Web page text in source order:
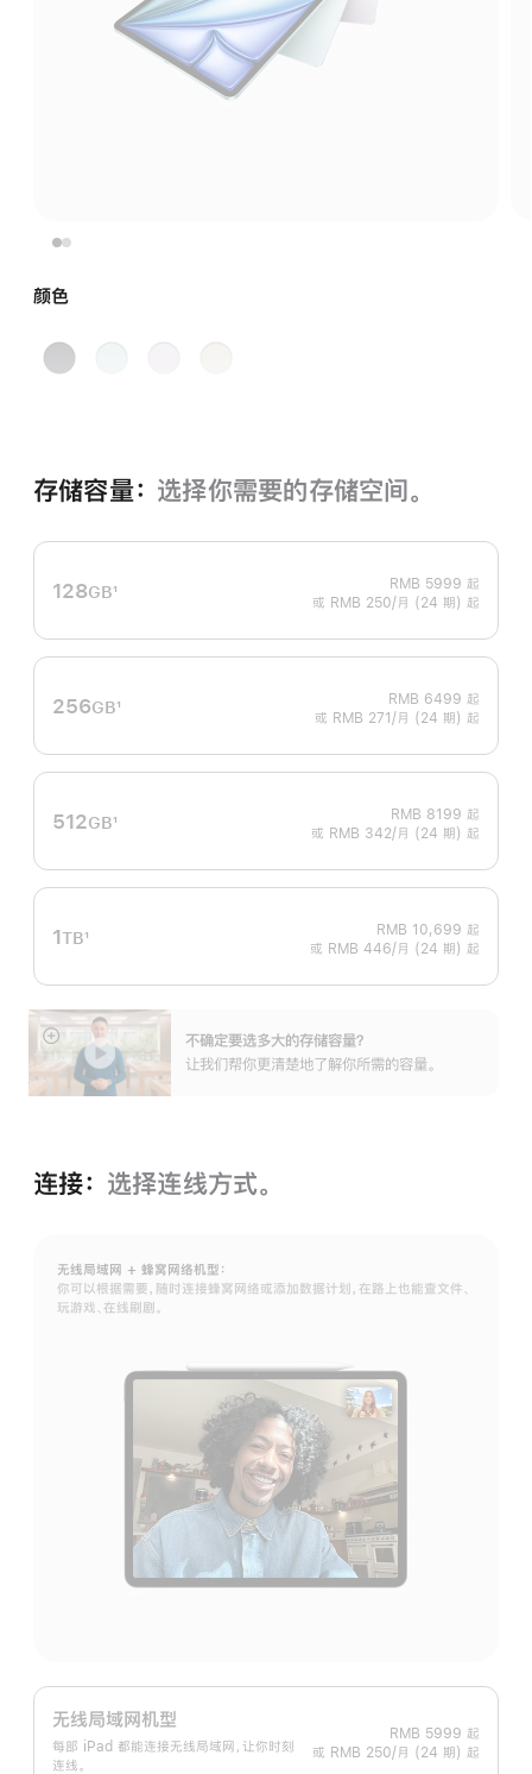
颜色
深
存储容量： 选择你需要的存储空间。
128GB
注
1
RMB 5999 起
或 RMB 250/月 (24 期) 起
256GB
注
1
RMB 6499 起
或 RMB 271/月 (24 期) 起
512GB
注
1
RMB 8199 起
或 RMB 342/月 (24 期) 起
1TB
注
1
RMB 10,699 起
或 RMB 446/月 (24 期) 起
不确定要选多大的存储容⁠量？
让我们帮你更清楚地了解你所需的容量。
展
开
连接： 选择连线方式。
无线局域网 + 蜂窝网络机型：
你可以根据需要，随时连接蜂窝网络或添加数据计划，在路上也能查文件、
玩游戏、在线刷剧。
无线局域网机型
每部 iPad 都能连接无线局域网，让你时刻
连线。
RMB 5999 起
或 RMB 250/月 (24 期) 起